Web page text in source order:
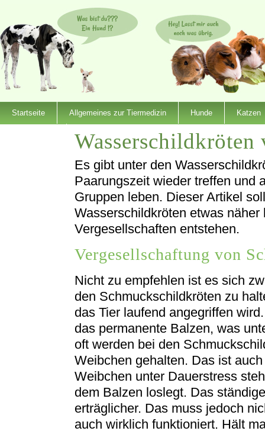
Startseite Allgemeines zur Tiermedizin Hunde Katzen
Wasserschildkröten
Es gibt unter den
Paarungszeit wieder treffen und
Gruppen leben. Dieser Artikel
Wasserschildkröten etwas
Vergesellschaften entstehen.
Vergesellschaftung von
Nicht zu empfehlen ist es sich
den Schmuckschildkröten zu
das Tier laufend angegriffen
das permanente Balzen, was
oft werden bei den
Weibchen gehalten. Das ist
Weibchen unter Dauerstress
dem Balzen loslegt. Das
erträglicher. Das muss jedoch
auch wirklich funktioniert. Hält